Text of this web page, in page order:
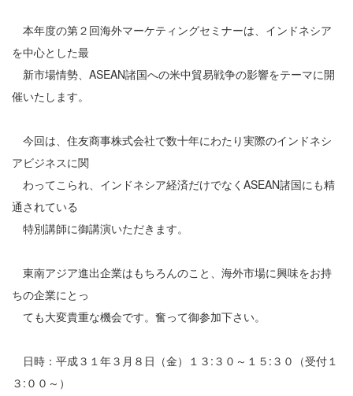
本年度の第２回海外マーケティングセミナーは、インドネシア
を中心とした最
新市場情勢、ASEAN諸国への米中貿易戦争の影響をテーマに開
催いたします。
今回は、住友商事株式会社で数十年にわたり実際のインドネシ
アビジネスに関
わってこられ、インドネシア経済だけでなくASEAN諸国にも精
通されている
特別講師に御講演いただきます。
東南アジア進出企業はもちろんのこと、海外市場に興味をお持
ちの企業にとっ
ても大変貴重な機会です。奮って御参加下さい。
日時：平成３１年３月８日（金）１３:３０～１５:３０（受付１
３:００～）